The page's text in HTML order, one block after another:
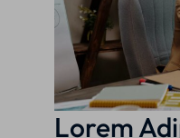
Lorem